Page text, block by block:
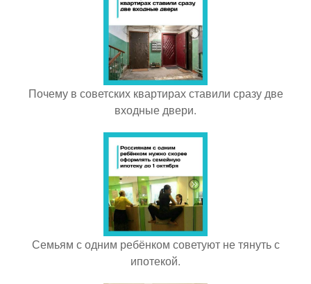
Почему в советских квартирах ставили сразу две
входные двери.
Семьям с одним ребёнком советуют не тянуть с
ипотекой.